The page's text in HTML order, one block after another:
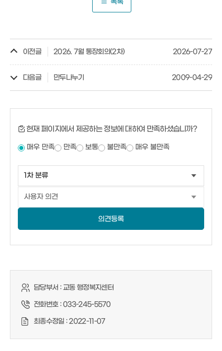
목록
이전글 2026. 7월 통장회의(2차) 2026-07-27
다음글 만두나누기 2009-04-29
현재 페이지에서 제공하는 정보에 대하여 만족하셨습니까?
매우 만족 만족 보통 불만족 매우 불만족
의견등록
담당부서 :교동 행정복지센터
전화번호 :033-245-5570
최종수정일 :2022-11-07